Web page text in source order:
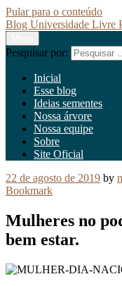
Pular para o conteúdo
Blog Universidade Livre
Blog
Universidade
Livre
Pampédia
Pesquisar por:
Inicial
Esse blog
Ideias sementes
Nossa árvore
Nossa equipe
Sobre
Site Oficial
22 de agosto de 2019 by
Bookmark
Mulheres no
bem estar.